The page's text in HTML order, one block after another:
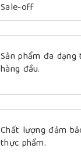
Sale-off
Sản phẩm đa
hàng đầu.
Chất lượng đảm
thực phẩm.